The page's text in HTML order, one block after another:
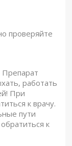
проверяйте
работать
При
к врачу.
пути
к